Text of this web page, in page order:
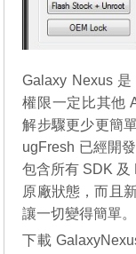
Galaxy Nexus
權限一定比其他
解步驟更少更簡
ugFresh 已經開
包含所有 SDK 及
原廠狀態，而且
讓一切變得簡單。
下載